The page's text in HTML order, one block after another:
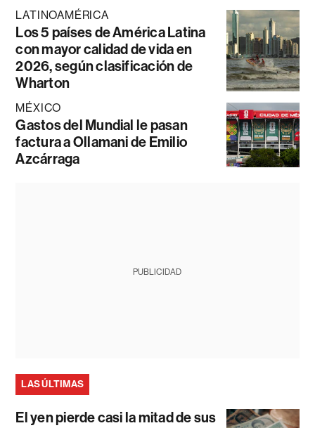
LATINOAMÉRICA
Los 5 países de América Latina
con mayor calidad de vida en
2026, según clasificación de
Wharton
MÉXICO
Gastos del Mundial le pasan
factura a Ollamani de Emilio
Azcárraga
PUBLICIDAD
LAS ÚLTIMAS
El yen pierde casi la mitad de sus